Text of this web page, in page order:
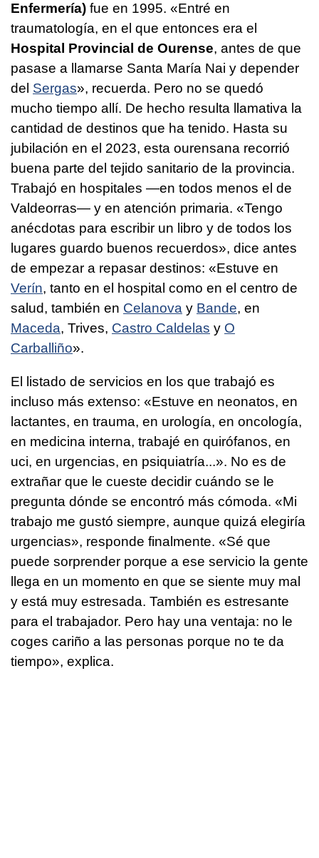
Enfermería) fue en 1995. «Entré en
traumatología, en el que entonces era el
Hospital Provincial de Ourense, antes de que
pasase a llamarse Santa María Nai y depender
del Sergas», recuerda. Pero no se quedó
mucho tiempo allí. De hecho resulta llamativa la
cantidad de destinos que ha tenido. Hasta su
jubilación en el 2023, esta ourensana recorrió
buena parte del tejido sanitario de la provincia.
Trabajó en hospitales —en todos menos el de
Valdeorras— y en atención primaria. «Tengo
anécdotas para escribir un libro y de todos los
lugares guardo buenos recuerdos», dice antes
de empezar a repasar destinos: «Estuve en
Verín, tanto en el hospital como en el centro de
salud, también en Celanova y Bande, en
Maceda, Trives, Castro Caldelas y O
Carballiño».
El listado de servicios en los que trabajó es
incluso más extenso: «Estuve en neonatos, en
lactantes, en trauma, en urología, en oncología,
en medicina interna, trabajé en quirófanos, en
uci, en urgencias, en psiquiatría...». No es de
extrañar que le cueste decidir cuándo se le
pregunta dónde se encontró más cómoda. «Mi
trabajo me gustó siempre, aunque quizá elegiría
urgencias», responde finalmente. «Sé que
puede sorprender porque a ese servicio la gente
llega en un momento en que se siente muy mal
y está muy estresada. También es estresante
para el trabajador. Pero hay una ventaja: no le
coges cariño a las personas porque no te da
tiempo», explica.